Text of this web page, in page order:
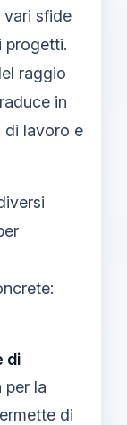
vari sfide
progetti.
raggio
in
di lavoro e
di
per la
di